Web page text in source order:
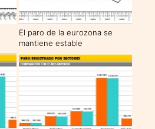
El paro de la eurozona se
mantiene estable